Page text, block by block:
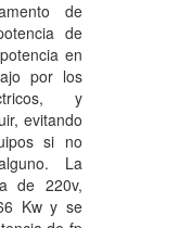
de
de
en
por los
y
evitando
si no
La
de 220v,
Kw y se